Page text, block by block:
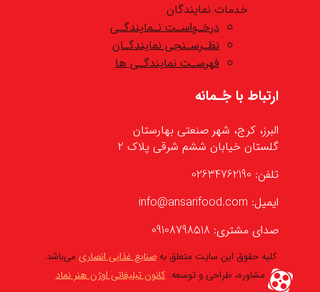
خدمات نمایندگان
درخـواسـت نـمایندگـی
نظـرسـنجی نمایندگـان
فهرسـت نمایندگـی ها
ارتباط با جُـمانه
البرز، کرج، شهر صنعتی بهارستان
گلستان خیابان ششم شرقی پلاک 2
تلفن: 02634762190
ایمیل: info@ansarifood.com
صدای مشتری: 09108798518
کلیه حقوق این سایت متعلق بهصنایع غذایی انصاری می‌باشد.
مشاوره، طراحی و توسعه:کانون تبلیغاتی اوژن هنر نماد